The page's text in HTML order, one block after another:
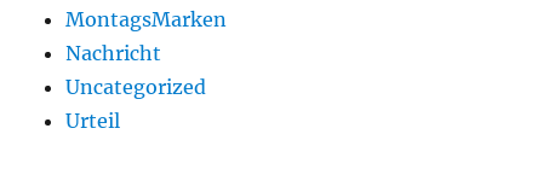
MontagsMarken
Nachricht
Uncategorized
Urteil